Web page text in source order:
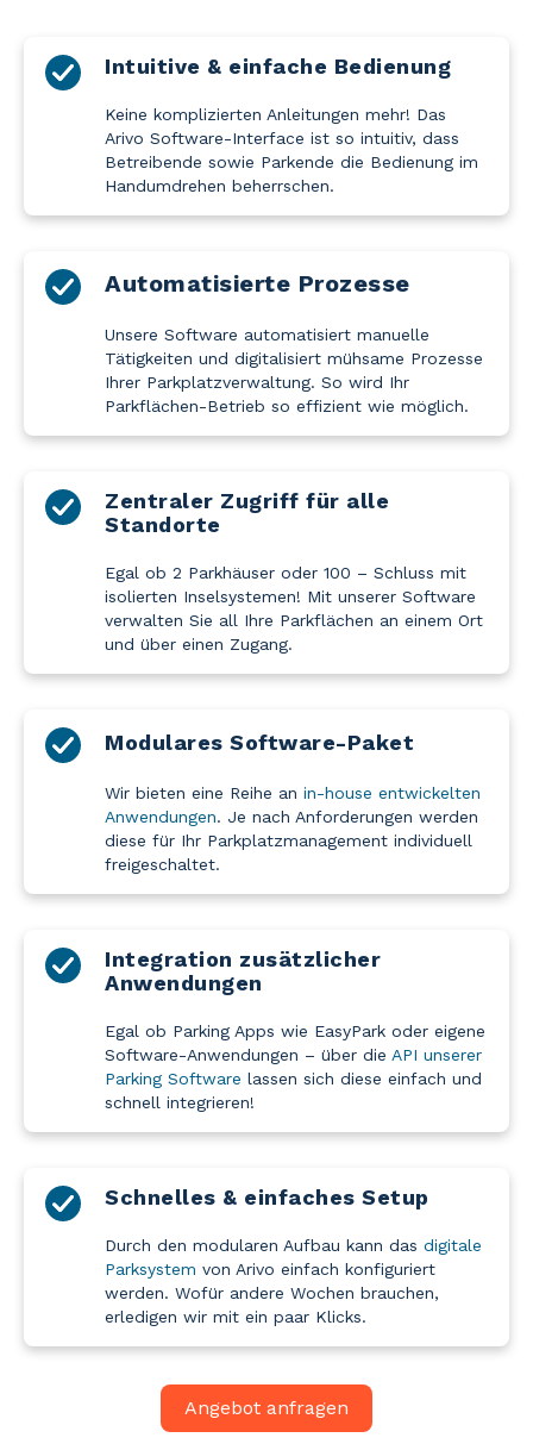
Intuitive & einfache Bedienung
Keine komplizierten Anleitungen mehr! Das
Arivo Software-Interface ist so intuitiv, dass
Betreibende sowie Parkende die Bedienung im
Handumdrehen beherrschen.
Automatisierte Prozesse
Unsere Software automatisiert manuelle
Tätigkeiten und digitalisiert mühsame Prozesse
Ihrer Parkplatzverwaltung. So wird Ihr
Parkflächen-Betrieb so effizient wie möglich.
Zentraler Zugriff für alle
Standorte
Egal ob 2 Parkhäuser oder 100 – Schluss mit
isolierten Inselsystemen! Mit unserer Software
verwalten Sie all Ihre Parkflächen an einem Ort
und über einen Zugang.
Modulares Software-Paket
Wir bieten eine Reihe an in-house entwickelten
Anwendungen. Je nach Anforderungen werden
diese für Ihr Parkplatzmanagement individuell
freigeschaltet.
Integration zusätzlicher
Anwendungen
Egal ob Parking Apps wie EasyPark oder eigene
Software-Anwendungen – über die API unserer
Parking Software lassen sich diese einfach und
schnell integrieren!
Schnelles & einfaches Setup
Durch den modularen Aufbau kann das digitale
Parksystem von Arivo einfach konfiguriert
werden. Wofür andere Wochen brauchen,
erledigen wir mit ein paar Klicks.
Angebot anfragen